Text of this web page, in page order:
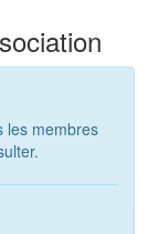
les membres